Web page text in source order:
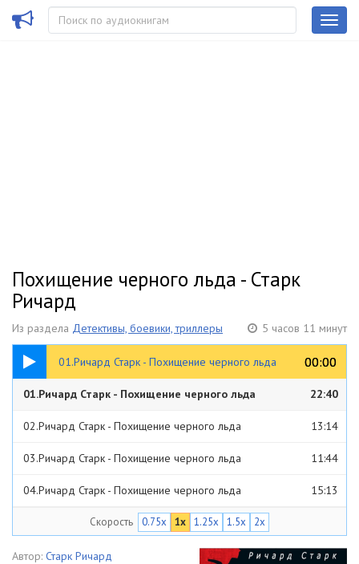
Похищение черного льда - Старк
Ричард
Из раздела Детективы, боевики, триллеры 5 часов 11 минут
01.Ричард Старк - Похищение черного льда 00:00
00:00
22:40
01.Ричард Старк - Похищение черного льда 22:40
02.Ричард Старк - Похищение черного льда 13:14
03.Ричард Старк - Похищение черного льда 11:44
04.Ричард Старк - Похищение черного льда 15:13
05.Ричард Старк - Похищение черного льда
06.Ричард Старк - Похищение черного льда 21:31
Скорость 0.75x 1x 1.25x 1.5x 2x
Автор: Старк Ричард